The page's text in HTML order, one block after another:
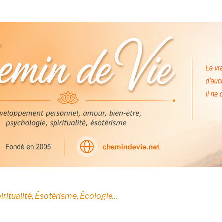
Ésotérisme, Écologie…